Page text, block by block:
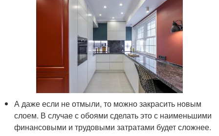
А даже если не отмыли, то можно закрасить новым
слоем. В случае с обоями сделать это с наименьшими
финансовыми и трудовыми затратами будет сложнее.